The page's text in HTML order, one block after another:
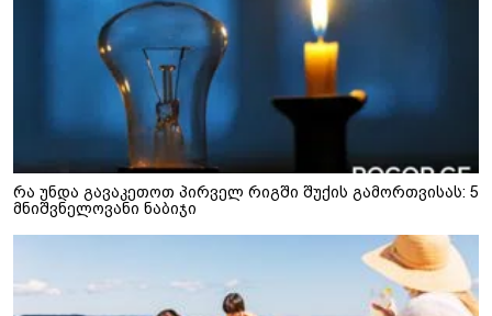
რა უნდა გავაკეთოთ პირველ რიგში შუქის გამორთვისას: 5
მნიშვნელოვანი ნაბიჯი